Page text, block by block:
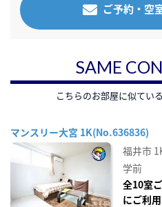
ご予約・空
SAME
こちらのお部屋に似てい
マンスリー大宮 1K(No.636836)
福井市
学前
全10室
にご利